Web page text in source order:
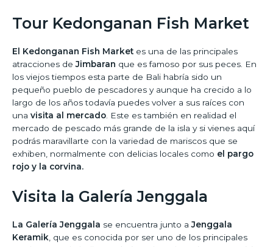
Tour Kedonganan Fish Market
El Kedonganan Fish Market es una de las principales
atracciones de Jimbaran que es famoso por sus peces. En
los viejos tiempos esta parte de Bali habría sido un
pequeño pueblo de pescadores y aunque ha crecido a lo
largo de los años todavía puedes volver a sus raíces con
una visita al mercado . Este es también en realidad el
mercado de pescado más grande de la isla y si vienes aquí
podrás maravillarte con la variedad de mariscos que se
exhiben, normalmente con delicias locales como el pargo
rojo y la corvina.
Visita la Galería Jenggala
La Galería Jenggala se encuentra junto a Jenggala
Keramik , que es conocida por ser uno de los principales